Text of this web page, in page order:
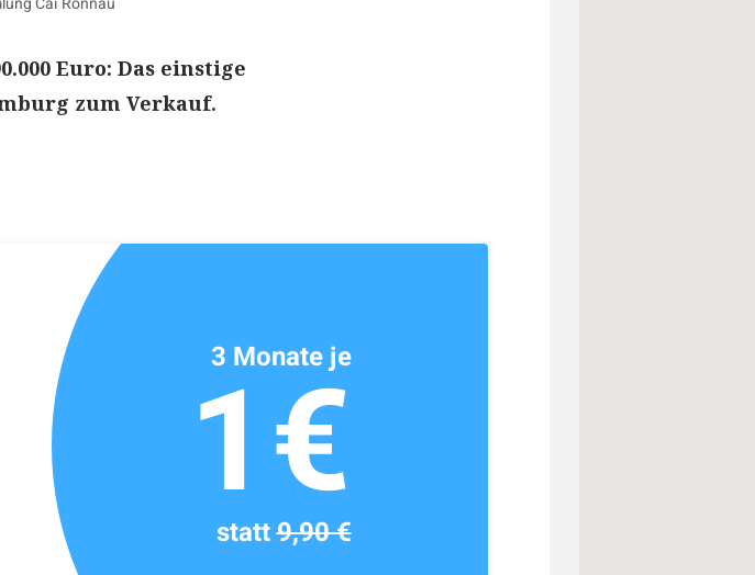
Euro: Das einstige
zum Verkauf.
3 Monate je
1€
statt9,90 €